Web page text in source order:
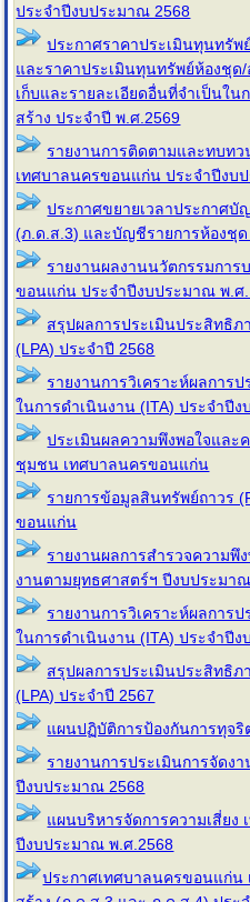
ประจำปีงบประมาณ 2568
ประกาศราคาประเมินทุนทรั
และราคาประเมินทุนทรัพย์ห้องชุ
เก็บและรายละเอียดอื่นที่จำเป็นใ
สร้าง ประจำปี พ.ศ.2569
รายงานการติดตามและทบทว
เทศบาลนครขอนแก่น ประจำปีงบ
ประกาศขยายเวลาประกาศ
(ภ.ด.ส.3) และบัญชีรายการห้องชุ
รายงานผลงานนวัตกรรมการ
ขอนแก่น ประจำปีงบประมาณ พ.ศ.
สรุปผลการประเมินประสิทธิ
(LPA) ประจำปี 2568
รายงานการวิเคราะห์ผลการ
ในการดำเนินงาน (ITA) ประจำปี
ประเมินผลความพึงพอใจและ
ชุมชน เทศบาลนครขอนแก่น
รายการข้อมูลสินทรัพย์ถาวร
ขอนแก่น
รายงานผลการสำรวจความพึ
งานตามยุทธศาสตร์ฯ ปีงบประมา
รายงานการวิเคราะห์ผลการ
ในการดำเนินงาน (ITA) ประจำปี
สรุปผลการประเมินประสิทธิ
(LPA) ประจำปี 2567
แผนปฏิบัติการป้องกันการทุจริ
รายงานการประเมินการจัดง
ปีงบประมาณ 2568
แผนบริหารจัดการความเสี่ย
ปีงบประมาณ พ.ศ.2568
ประกาศเทศบาลนครขอนแก่น